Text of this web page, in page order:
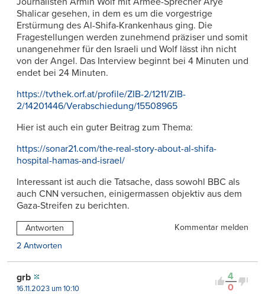
Shalicar gesehen, in dem es um die vorgestrige
Erstürmung des Al-Shifa-Krankenhaus ging. Die
Fragestellungen werden zunehmend präziser und somit
unangenehmer für den Israeli und Wolf lässt ihn nicht
von der Angel. Das Interview beginnt bei 4 Minuten und
endet bei 24 Minuten.
https://tvthek.orf.at/profile/ZIB-2/1211/ZIB-
2/14201446/Verabschiedung/15508965
Hier ist auch ein guter Beitrag zum Thema:
https://sonar21.com/the-real-story-about-al-shifa-
hospital-hamas-and-israel/
Interessant ist auch die Tatsache, dass sowohl BBC als
auch CNN versuchen, einigermassen objektiv aus dem
Gaza-Streifen zu berichten.
Antworten
Kommentar melden
2 Antworten
4
0
grb
16.11.2023 um 10:10